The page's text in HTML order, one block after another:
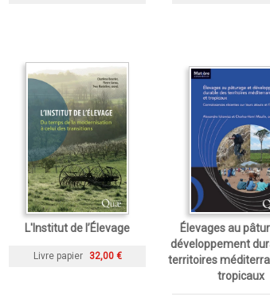
L'Institut de l’Élevage
Livre papier 32,00 €
Élevages au
développement
territoires
tropicaux